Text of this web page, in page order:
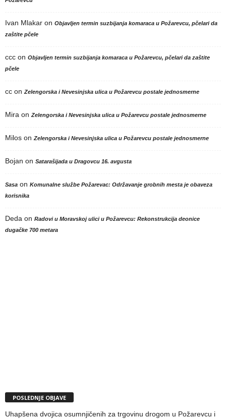
Ivan Mlakar on Objavljen termin suzbijanja komaraca u Požarevcu, pčelari da
zaštite pčele
ccc on Objavljen termin suzbijanja komaraca u Požarevcu, pčelari da zaštite
pčele
cc on Zelengorska i Nevesinjska ulica u Požarevcu postale jednosmerne
Mira on Zelengorska i Nevesinjska ulica u Požarevcu postale jednosmerne
Milos on Zelengorska i Nevesinjska ulica u Požarevcu postale jednosmerne
Bojan on Satarašijada u Dragovcu 16. avgusta
Sasa on Komunalne službe Požarevac: Održavanje grobnih mesta je obaveza
korisnika
Deda on Radovi u Moravskoj ulici u Požarevcu: Rekonstrukcija deonice
dugačke 700 metara
POSLEDNJE OBJAVE
Uhapšena dvojica osumnjičenih za trgovinu drogom u Požarevcu i